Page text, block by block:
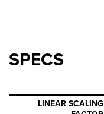
SPECS
LINEAR SCALING